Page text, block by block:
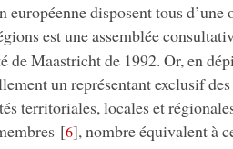
européenne disposent tous
est une assemblée
de Maastricht de 1992. Or, en
un représentant exclusif
territoriales, locales et
[6], nombre équivalent à